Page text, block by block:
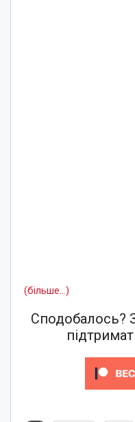
(більше…)
Сподобалось?